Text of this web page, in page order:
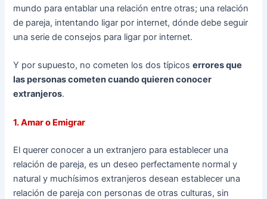
mundo para entablar una relación entre otras; una relación
de pareja, intentando ligar por internet, dónde debe seguir
una serie de consejos para ligar por internet.
Y por supuesto, no cometen los dos típicoserrores que
las personas cometen cuando quieren conocer
extranjeros.
1. Amar o Emigrar
El querer conocer a un extranjero para establecer una
relación de pareja, es un deseo perfectamente normal y
natural y muchísimos extranjeros desean establecer una
relación de pareja con personas de otras culturas, sin